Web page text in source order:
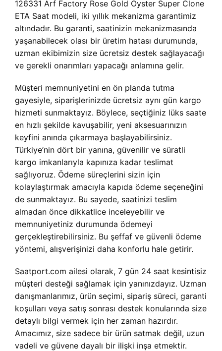
126331 Arf Factory Rose Gold Oyster Super Clone
ETA Saat modeli, iki yıllık mekanizma garantimiz
altındadır. Bu garanti, saatinizin mekanizmasında
yaşanabilecek olası bir üretim hatası durumunda,
uzman ekibimizin size ücretsiz destek sağlayacağı
ve gerekli onarımları yapacağı anlamına gelir.
Müşteri memnuniyetini en ön planda tutma
gayesiyle, siparişlerinizde ücretsiz aynı gün kargo
hizmeti sunmaktayız. Böylece, seçtiğiniz lüks saate
en hızlı şekilde kavuşabilir, yeni aksesuarınızın
keyfini anında çıkarmaya başlayabilirsiniz.
Türkiye’nin dört bir yanına, güvenilir ve süratli
kargo imkanlarıyla kapınıza kadar teslimat
sağlıyoruz. Ödeme süreçlerini sizin için
kolaylaştırmak amacıyla kapıda ödeme seçeneğini
de sunmaktayız. Bu sayede, saatinizi teslim
almadan önce dikkatlice inceleyebilir ve
memnuniyetiniz durumunda ödemeyi
gerçekleştirebilirsiniz. Bu şeffaf ve güvenli ödeme
yöntemi, alışverişinizi daha konforlu hale getirir.
Saatport.com ailesi olarak, 7 gün 24 saat kesintisiz
müşteri desteği sağlamak için yanınızdayız. Uzman
danışmanlarımız, ürün seçimi, sipariş süreci, garanti
koşulları veya satış sonrası destek konularında size
detaylı bilgi vermek için her zaman hazırdır.
Amacımız, size sadece bir ürün satmak değil, uzun
vadeli ve güvene dayalı bir ilişki inşa etmektir.